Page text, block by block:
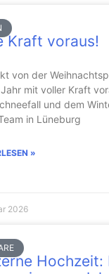
Kraft voraus!
von der
mit voller Kraft
und dem
in Lüneburg
»
2026
Hochzeit: